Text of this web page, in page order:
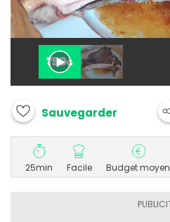
Sauvegarder
25min Facile Budget moyen